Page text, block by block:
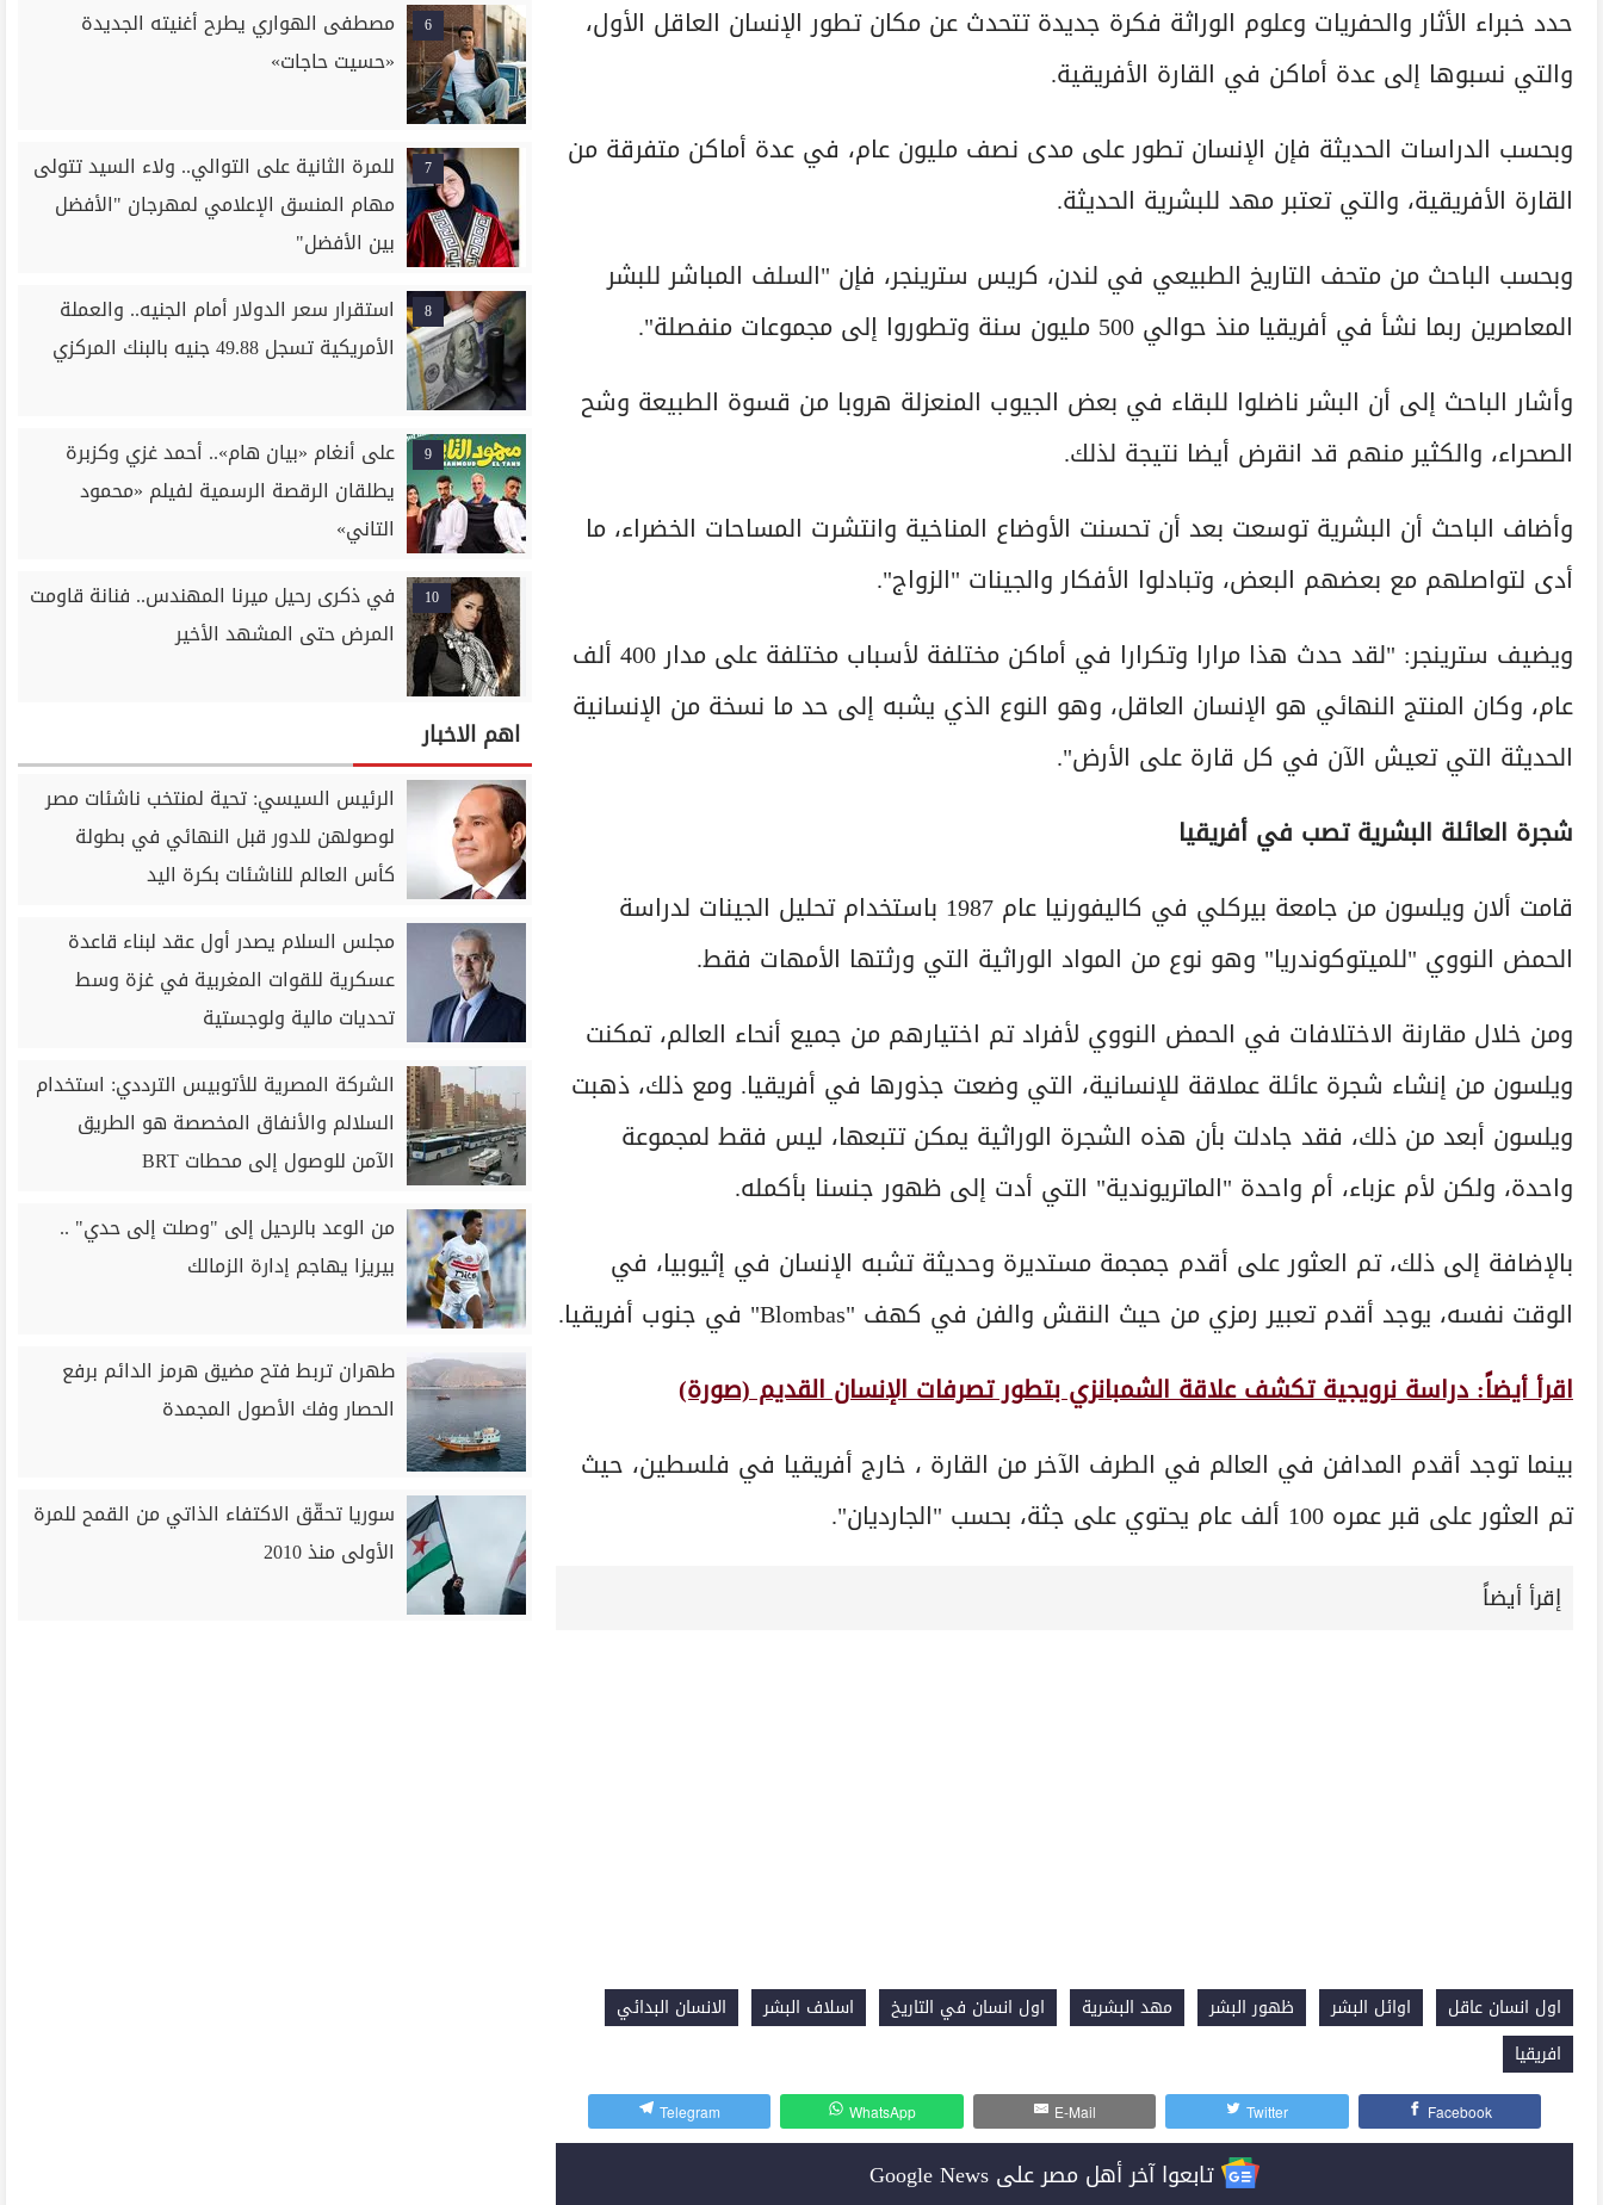
حدد خبراء الأثار والحفريات وعلوم الوراثة فكرة جديدة تتحدث عن مكان تطور الإنسان العاقل الأول،
والتي نسبوها إلى عدة أماكن في القارة الأفريقية.
وبحسب الدراسات الحديثة فإن الإنسان تطور على مدى نصف مليون عام، في عدة أماكن متفرقة من
القارة الأفريقية، والتي تعتبر مهد للبشرية الحديثة.
وبحسب الباحث من متحف التاريخ الطبيعي في لندن، كريس سترينجر، فإن "السلف المباشر للبشر
المعاصرين ربما نشأ في أفريقيا منذ حوالي 500 مليون سنة وتطوروا إلى مجموعات منفصلة".
وأشار الباحث إلى أن البشر ناضلوا للبقاء في بعض الجيوب المنعزلة هروبا من قسوة الطبيعة وشح
الصحراء، والكثير منهم قد انقرض أيضا نتيجة لذلك.
وأضاف الباحث أن البشرية توسعت بعد أن تحسنت الأوضاع المناخية وانتشرت المساحات الخضراء، ما
أدى لتواصلهم مع بعضهم البعض، وتبادلوا الأفكار والجينات "الزواج".
ويضيف سترينجر: "لقد حدث هذا مرارا وتكرارا في أماكن مختلفة لأسباب مختلفة على مدار 400 ألف
عام، وكان المنتج النهائي هو الإنسان العاقل، وهو النوع الذي يشبه إلى حد ما نسخة من الإنسانية
الحديثة التي تعيش الآن في كل قارة على الأرض".
شجرة العائلة البشرية تصب في أفريقيا
قامت ألان ويلسون من جامعة بيركلي في كاليفورنيا عام 1987 باستخدام تحليل الجينات لدراسة
الحمض النووي "للميتوكوندريا" وهو نوع من المواد الوراثية التي ورثتها الأمهات فقط.
ومن خلال مقارنة الاختلافات في الحمض النووي لأفراد تم اختيارهم من جميع أنحاء العالم، تمكنت
ويلسون من إنشاء شجرة عائلة عملاقة للإنسانية، التي وضعت جذورها في أفريقيا. ومع ذلك، ذهبت
ويلسون أبعد من ذلك، فقد جادلت بأن هذه الشجرة الوراثية يمكن تتبعها، ليس فقط لمجموعة
واحدة، ولكن لأم عزباء، أم واحدة "الماتريوندية" التي أدت إلى ظهور جنسنا بأكمله.
بالإضافة إلى ذلك، تم العثور على أقدم جمجمة مستديرة وحديثة تشبه الإنسان في إثيوبيا، في
الوقت نفسه، يوجد أقدم تعبير رمزي من حيث النقش والفن في كهف "Blombas" في جنوب أفريقيا.
اقرأ أيضاً: دراسة نرويجية تكشف علاقة الشمبانزي بتطور تصرفات الإنسان القديم (صورة)
بينما توجد أقدم المدافن في العالم في الطرف الآخر من القارة ، خارج أفريقيا في فلسطين، حيث
تم العثور على قبر عمره 100 ألف عام يحتوي على جثة، بحسب "الجارديان".
إقرأ أيضاً
اول انسان عاقل اوائل البشر ظهور البشر مهد البشرية اول انسان في التاريخ اسلاف البشر
الانسان البدائي
افريقيا
Facebook
Twitter
E-Mail
WhatsApp
Telegram
تابعوا آخر أهل مصر على Google News
6
مصطفى الهواري يطرح أغنيته الجديدة
«حسيت حاجات»
7
للمرة الثانية على التوالي.. ولاء السيد تتولى
مهام المنسق الإعلامي لمهرجان "الأفضل
بين الأفضل"
8
استقرار سعر الدولار أمام الجنيه.. والعملة
الأمريكية تسجل 49.88 جنيه بالبنك المركزي
9
على أنغام «بيان هام».. أحمد غزي وكزبرة
يطلقان الرقصة الرسمية لفيلم «محمود
التاني»
10
في ذكرى رحيل ميرنا المهندس.. فنانة قاومت
المرض حتى المشهد الأخير
اهم الاخبار
الرئيس السيسي: تحية لمنتخب ناشئات مصر
لوصولهن للدور قبل النهائي في بطولة
كأس العالم للناشئات بكرة اليد
مجلس السلام يصدر أول عقد لبناء قاعدة
عسكرية للقوات المغربية في غزة وسط
تحديات مالية ولوجستية
الشركة المصرية للأتوبيس الترددي: استخدام
السلالم والأنفاق المخصصة هو الطريق
الآمن للوصول إلى محطات BRT
من الوعد بالرحيل إلى "وصلت إلى حدي" ..
بيريزا يهاجم إدارة الزمالك
طهران تربط فتح مضيق هرمز الدائم برفع
الحصار وفك الأصول المجمدة
سوريا تحقّق الاكتفاء الذاتي من القمح للمرة
الأولى منذ 2010